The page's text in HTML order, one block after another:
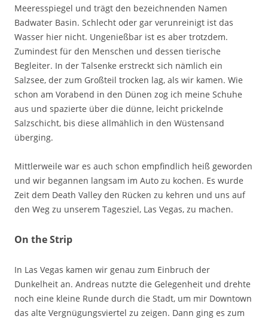
Meeresspiegel und trägt den bezeichnenden Namen
Badwater Basin. Schlecht oder gar verunreinigt ist das
Wasser hier nicht. Ungenießbar ist es aber trotzdem.
Zumindest für den Menschen und dessen tierische
Begleiter. In der Talsenke erstreckt sich nämlich ein
Salzsee, der zum Großteil trocken lag, als wir kamen. Wie
schon am Vorabend in den Dünen zog ich meine Schuhe
aus und spazierte über die dünne, leicht prickelnde
Salzschicht, bis diese allmählich in den Wüstensand
überging.
Mittlerweile war es auch schon empfindlich heiß geworden
und wir begannen langsam im Auto zu kochen. Es wurde
Zeit dem Death Valley den Rücken zu kehren und uns auf
den Weg zu unserem Tagesziel, Las Vegas, zu machen.
On the Strip
In Las Vegas kamen wir genau zum Einbruch der
Dunkelheit an. Andreas nutzte die Gelegenheit und drehte
noch eine kleine Runde durch die Stadt, um mir Downtown
das alte Vergnügungsviertel zu zeigen. Dann ging es zum